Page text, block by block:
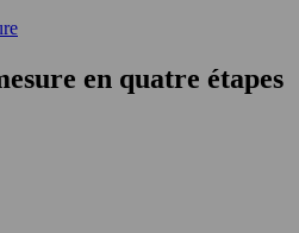
en quatre étapes